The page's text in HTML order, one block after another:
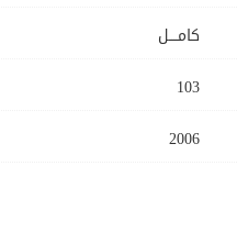
كامــــل
103
2006